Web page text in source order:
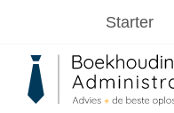
Starter